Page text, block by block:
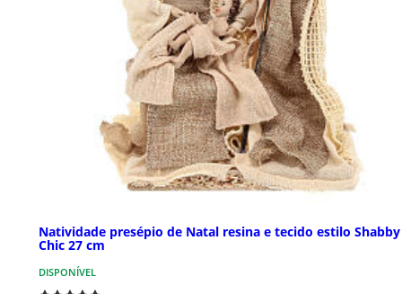
Natividade presépio de Natal resina e tecido estilo Shabby
Chic 27 cm
DISPONÍVEL